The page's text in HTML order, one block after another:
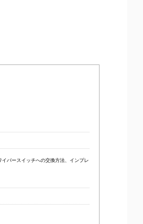
パースイッチへの交換方法、インプレ